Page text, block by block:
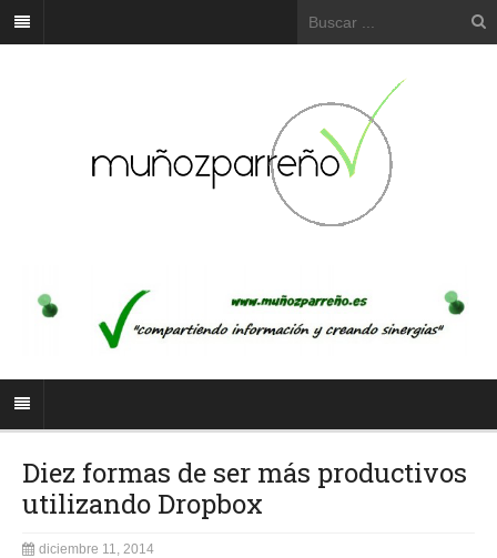
Diez formas de ser más productivos
utilizando Dropbox
diciembre 11, 2014